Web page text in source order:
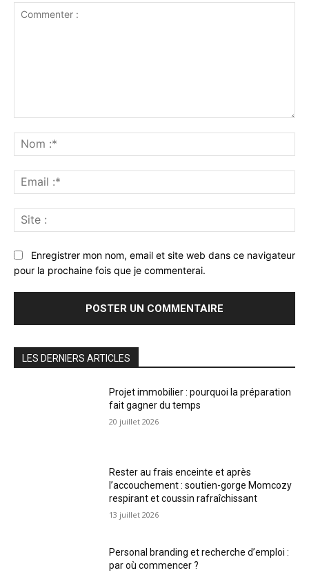
:*
:*
:
Enregistrer mon nom, email et site web dans ce navigateur
pour la prochaine fois que je commenterai.
LES DERNIERS ARTICLES
Projet immobilier : pourquoi la préparation
fait gagner du temps
20 juillet 2026
Rester au frais enceinte et après
l’accouchement : soutien-gorge Momcozy
respirant et coussin rafraîchissant
13 juillet 2026
Personal branding et recherche d’emploi :
par où commencer ?